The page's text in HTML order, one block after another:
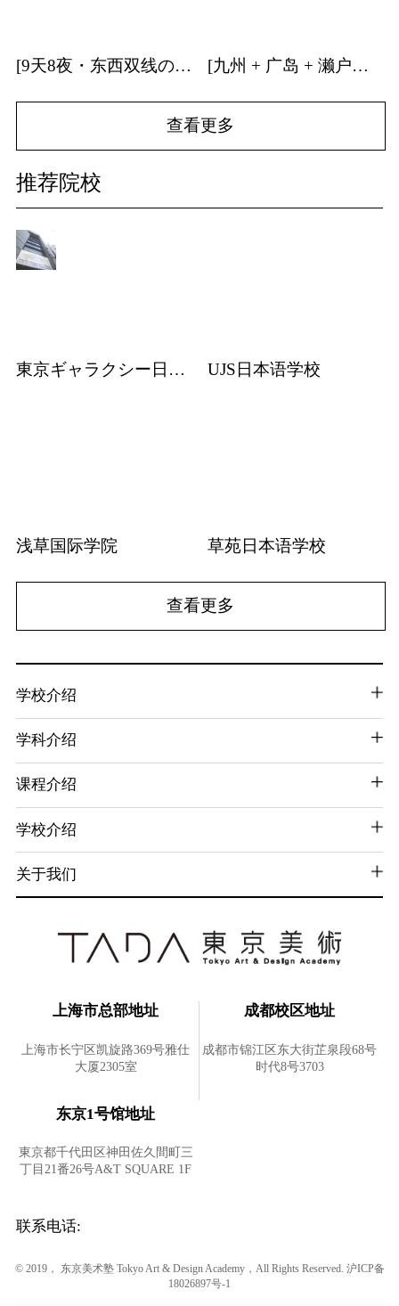
[9天8夜・东西双线の关西] | 日本建筑・温泉游学招募中！ [九州 + 广岛 + 濑户内海] | 9天8夜温泉游学团招募中！
查看更多
推荐院校
東京ギャラクシー日本語学校 UJS日本语学校
浅草国际学院 草苑日本语学校
查看更多
学校介绍
学科介绍
课程介绍
学校介绍
关于我们
上海市总部地址
上海市长宁区凯旋路369号雅仕
大厦2305室
成都校区地址
成都市锦江区东大街芷泉段68号
时代8号3703
东京1号馆地址
東京都千代田区神田佐久間町三
丁目21番26号A&T SQUARE 1F
联系电话:
© 2019， 东京美术塾 Tokyo Art & Design Academy，All Rights Reserved. 沪ICP备
18026897号-1